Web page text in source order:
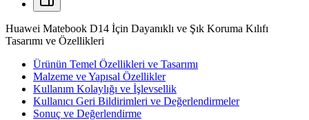
Huawei Matebook D14 İçin Dayanıklı ve Şık Koruma Kılıfı
Tasarımı ve Özellikleri
Ürünün Temel Özellikleri ve Tasarımı
Malzeme ve Yapısal Özellikler
Kullanım Kolaylığı ve İşlevsellik
Kullanıcı Geri Bildirimleri ve Değerlendirmeler
Sonuç ve Değerlendirme